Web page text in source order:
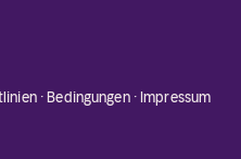
·Bedingungen· Impressum